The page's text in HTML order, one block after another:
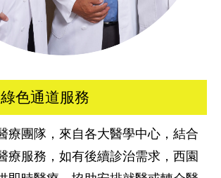
色通道服務
療團隊，來自各大醫學中心，結合
療服務，如有後續診治需求，西園